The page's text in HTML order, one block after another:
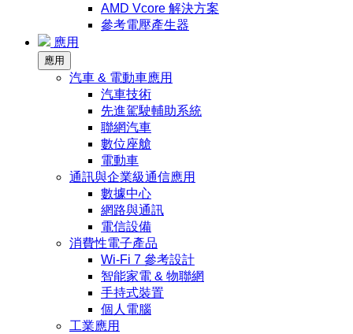
AMD Vcore 解決方案
參考電壓產生器
應用
應用
汽車 & 電動車應用
汽車技術
先進駕駛輔助系統
聯網汽車
數位座艙
電動車
通訊與企業級通信應用
數據中心
網路與通訊
電信設備
消費性電子產品
Wi-Fi 7 參考設計
智能家電 & 物聯網
手持式裝置
個人電腦
工業應用